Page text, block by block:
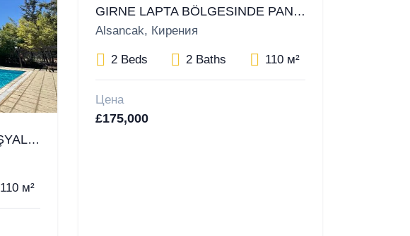
GİRNE ALSANCAK’TA 3+1 EŞYALI DAİRE – ORTAK HAVUZLU SİTE
110 м²
GIRNE LAPTA BÖLGESINDE PANORAMIK DENIZ MANZARALI SATILIK DAIRE
Alsancak, Кирения
2 Beds 2 Baths 110 м²
Цена
£175,000